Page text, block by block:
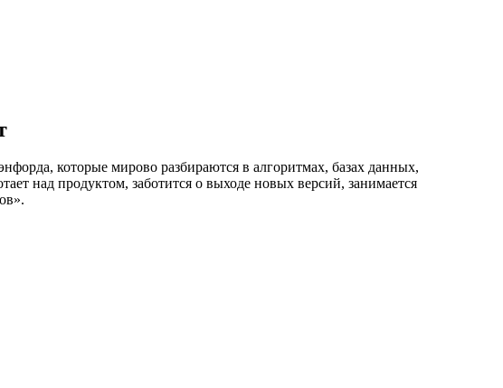
которые мирово разбираются в алгоритмах, базах данных,
над продуктом, заботится о выходе новых версий, занимается